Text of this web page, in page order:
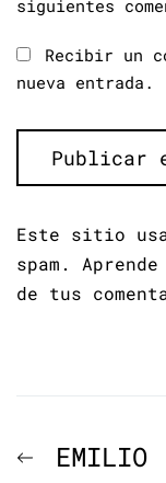
siguientes
Recibir un
nueva entrada.
Este sitio
spam.
de tus
Previous
EMILIO